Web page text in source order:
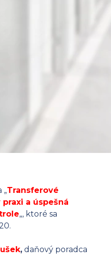
„Transferové
a úspešná
„, ktoré sa
, daňový poradca